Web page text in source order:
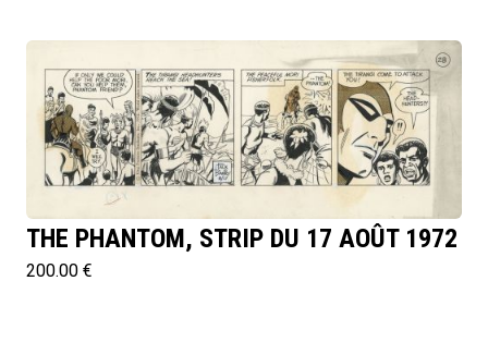
THE PHANTOM, STRIP DU 17 AOÛT 1972
200.00 €